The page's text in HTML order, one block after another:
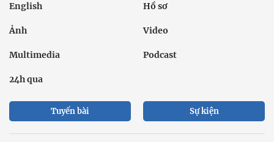
English Hồ sơ
Ảnh Video
Multimedia Podcast
24h qua
Tuyến bài Sự kiện